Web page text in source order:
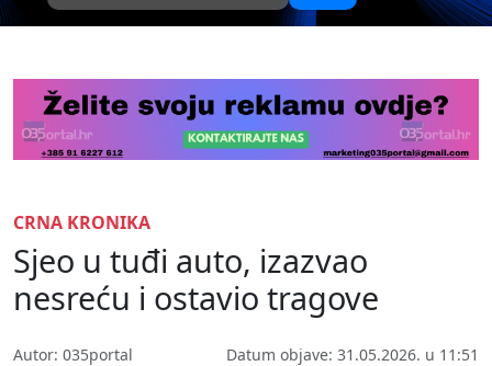
CRNA KRONIKA
Sjeo u tuđi auto, izazvao
nesreću i ostavio tragove
Autor: 035portal Datum objave: 31.05.2026. u 11:51